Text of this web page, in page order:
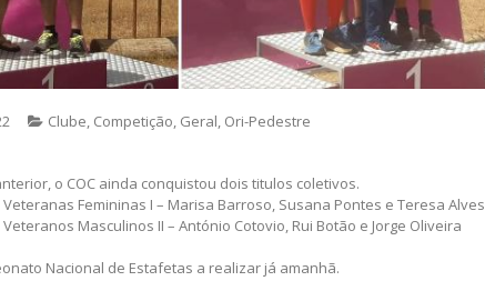
Clube, Competição, Geral, Ori-Pedestre
o COC ainda conquistou dois titulos coletivos.
Femininas I – Marisa Barroso, Susana Pontes e Teresa Alves
Masculinos II – António Cotovio, Rui Botão e Jorge Oliveira
Nacional de Estafetas a realizar já amanhã.